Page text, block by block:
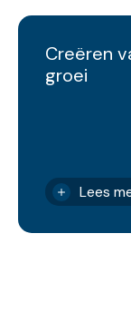
Creëren
groei
Lees